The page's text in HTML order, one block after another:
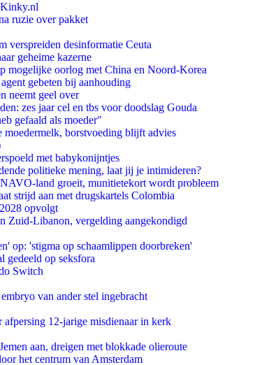
Kinky.nl
ruzie over pakket
verspreiden desinformatie Ceuta
geheime kazerne
mogelijke oorlog met China en Noord-Korea
gebeten bij aanhouding
neemt geel over
zes jaar cel en tbs voor doodslag Gouda
gefaald als moeder"
borstvoeding blijft advies
met babykonijntjes
politieke mening, laat jij je intimideren?
land groeit, munitietekort wordt probleem
strijd aan met drugskartels Colombia
opvolgt
Zuid-Libanon, vergelding aangekondigd
op: 'stigma op schaamlippen doorbreken'
gedeeld op seksfora
Switch
van ander stel ingebracht
12-jarige misdienaar in kerk
aan, dreigen met blokkade olieroute
het centrum van Amsterdam